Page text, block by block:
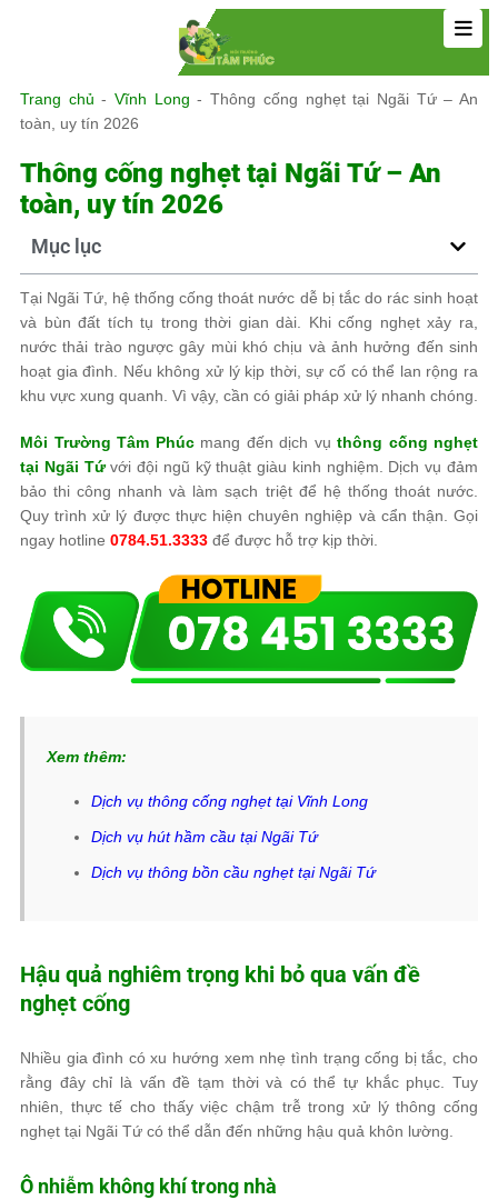
Trang chủ -Vĩnh Long -Thông cống nghẹt tại Ngãi Tứ – An
toàn, uy tín 2026
Thông cống nghẹt tại Ngãi Tứ – An
toàn, uy tín 2026
Mục lục
Tại Ngãi Tứ, hệ thống cống thoát nước dễ bị tắc do rác sinh hoạt
và bùn đất tích tụ trong thời gian dài. Khi cống nghẹt xảy ra,
nước thải trào ngược gây mùi khó chịu và ảnh hưởng đến sinh
hoạt gia đình. Nếu không xử lý kịp thời, sự cố có thể lan rộng ra
khu vực xung quanh. Vì vậy, cần có giải pháp xử lý nhanh chóng.
Môi Trường Tâm Phúcmang đến dịch vụ thông cống nghẹt
tại Ngãi Tứvới đội ngũ kỹ thuật giàu kinh nghiệm. Dịch vụ đảm
bảo thi công nhanh và làm sạch triệt để hệ thống thoát nước.
Quy trình xử lý được thực hiện chuyên nghiệp và cẩn thận. Gọi
ngay hotline 0784.51.3333 để được hỗ trợ kịp thời.
Xem thêm:
Dịch vụ thông cống nghẹt tại Vĩnh Long
Dịch vụ hút hầm cầu tại Ngãi Tứ
Dịch vụ thông bồn cầu nghẹt tại Ngãi Tứ
Hậu quả nghiêm trọng khi bỏ qua vấn đề
nghẹt cống
Nhiều gia đình có xu hướng xem nhẹ tình trạng cống bị tắc, cho
rằng đây chỉ là vấn đề tạm thời và có thể tự khắc phục. Tuy
nhiên, thực tế cho thấy việc chậm trễ trong xử lý thông cống
nghẹt tại Ngãi Tứ có thể dẫn đến những hậu quả khôn lường.
Ô nhiễm không khí trong nhà